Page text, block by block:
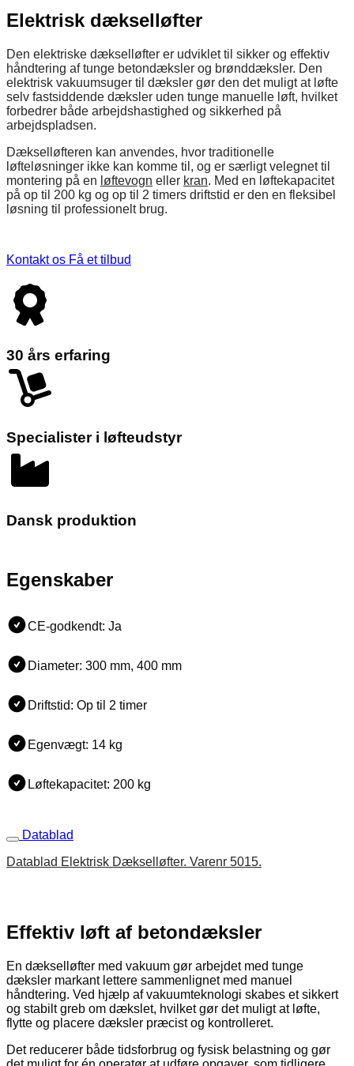
Elektrisk dækselløfter
Den elektriske dækselløfter er udviklet til sikker og effektiv
håndtering af tunge betondæksler og brønddæksler. Den
elektrisk vakuumsuger til dæksler gør den det muligt at løfte
selv fastsiddende dæksler uden tunge manuelle løft, hvilket
forbedrer både arbejdshastighed og sikkerhed på
arbejdspladsen.
Dækselløfteren kan anvendes, hvor traditionelle
løfteløsninger ikke kan komme til, og er særligt velegnet til
montering på en løftevogn eller kran. Med en løftekapacitet
på op til 200 kg og op til 2 timers driftstid er den en fleksibel
løsning til professionelt brug.
Kontakt os Få et tilbud
30 års erfaring
Specialister i løfteudstyr
Dansk produktion
Egenskaber
CE-godkendt: Ja
Diameter: 300 mm, 400 mm
Driftstid: Op til 2 timer
Egenvægt: 14 kg
Løftekapacitet: 200 kg
Datablad
Datablad Elektrisk Dækselløfter. Varenr 5015.
Effektiv løft af betondæksler
En dækselløfter med vakuum gør arbejdet med tunge
dæksler markant lettere sammenlignet med manuel
håndtering. Ved hjælp af vakuumteknologi skabes et sikkert
og stabilt greb om dækslet, hvilket gør det muligt at løfte,
flytte og placere dæksler præcist og kontrolleret.
Det reducerer både tidsforbrug og fysisk belastning og gør